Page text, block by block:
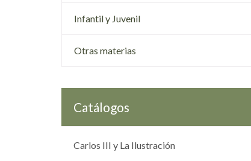
Infantil y Juvenil
Otras materias
Catálogos
Carlos III y La Ilustración